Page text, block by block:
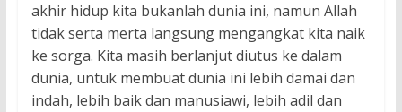
akhir hidup kita bukanlah dunia ini, namun Allah
tidak serta merta langsung mengangkat kita naik
ke sorga. Kita masih berlanjut diutus ke dalam
dunia, untuk membuat dunia ini lebih damai dan
indah, lebih baik dan manusiawi, lebih adil dan